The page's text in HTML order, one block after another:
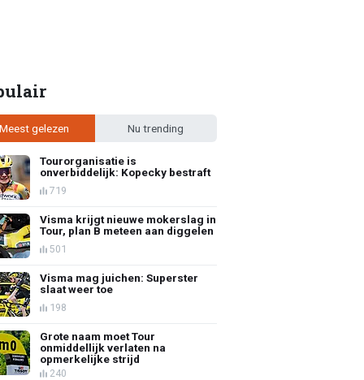
gelezen Nu trending
Tourorganisatie is
onverbiddelijk: Kopecky bestraft
719
Visma krijgt nieuwe mokerslag in
Tour, plan B meteen aan diggelen
501
Visma mag juichen: Superster
slaat weer toe
198
Grote naam moet Tour
onmiddellijk verlaten na
opmerkelijke strijd
240